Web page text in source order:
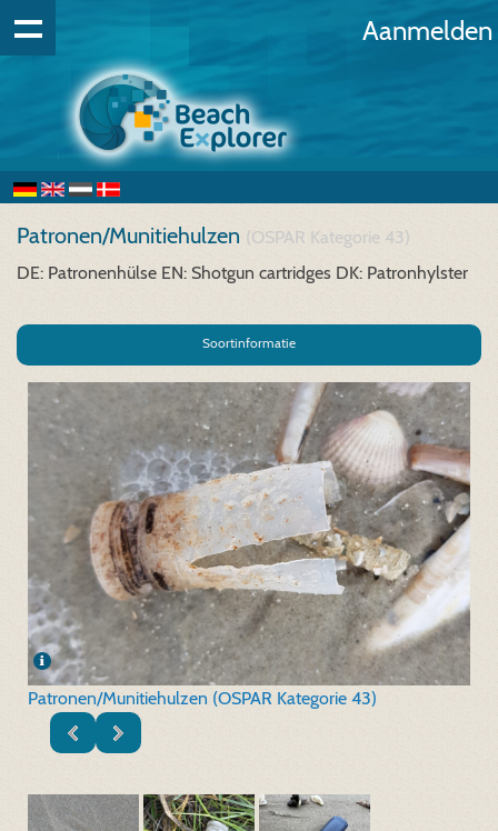
Aanmelden
Patronen/Munitiehulzen (OSPAR Kategorie 43)
DE: Patronenhülse EN: Shotgun cartridges DK: Patronhylster
Soortinformatie
Patronen/Munitiehulzen (OSPAR Kategorie 43)